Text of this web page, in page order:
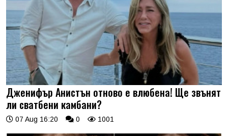
Дженифър Анистън отново е влюбена! Ще звънят
ли сватбени камбани?
07 Aug 16:20 0 1001